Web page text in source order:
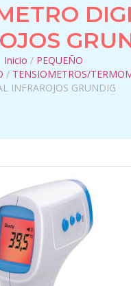
Inicio / PEQUEÑO
/ TENSIOMETROS/
INFRAROJOS GRUNDIG